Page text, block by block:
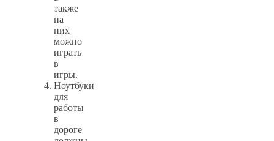
также
на
них
можно
играть
в
игры.
Ноутбуки
для
работы
в
дороге